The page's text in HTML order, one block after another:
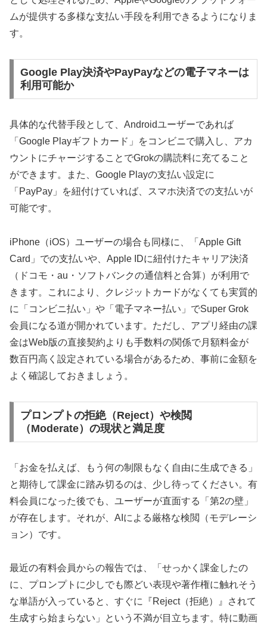
ムが提供する多様な支払い手段を利用できるようになりま
す。
Google Play決済やPayPayなどの電子マネーは
利用可能か
具体的な代替手段として、Androidユーザーであれば
「Google Playギフトカード」をコンビニで購入し、アカ
ウントにチャージすることでGrokの購読料に充てること
ができます。また、Google Playの支払い設定に
「PayPay」を紐付けていれば、スマホ決済での支払いが
可能です。
iPhone（iOS）ユーザーの場合も同様に、「Apple Gift
Card」での支払いや、Apple IDに紐付けたキャリア決済
（ドコモ・au・ソフトバンクの通信料と合算）が利用で
きます。これにより、クレジットカードがなくても実質的
に「コンビニ払い」や「電子マネー払い」でSuper Grok
会員になる道が開かれています。ただし、アプリ経由の課
金はWeb版の直接契約よりも手数料の関係で月額料金が
数百円高く設定されている場合があるため、事前に金額を
よく確認しておきましょう。
プロンプトの拒絶（Reject）や検閲
（Moderate）の現状と満足度
「お金を払えば、もう何の制限もなく自由に生成できる」
と期待して課金に踏み切るのは、少し待ってください。有
料会員になった後でも、ユーザーが直面する「第2の壁」
が存在します。それが、AIによる厳格な検閲（モデレーシ
ョン）です。
最近の有料会員からの報告では、「せっかく課金したの
に、プロンプトに少しでも際どい表現や著作権に触れそう
な単語が入っていると、すぐに『Reject（拒絶）』されて
生成すら始まらない」という不満が目立ちます。特に動画